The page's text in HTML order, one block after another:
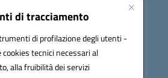
di tracciamento
di profilazione degli utenti -
tecnici necessari al
alla fruibilità dei servizi